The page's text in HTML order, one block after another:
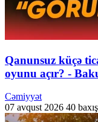
Qanunsuz küçə
oyunu açır? -
Cəmiyyət
07 avqust 2026 40 baxış